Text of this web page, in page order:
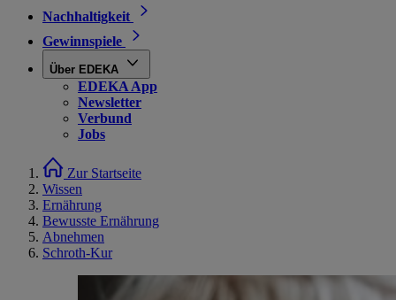
Nachhaltigkeit
Gewinnspiele
Über EDEKA
EDEKA App
Newsletter
Verbund
Jobs
Zur Startseite
Wissen
Ernährung
Bewusste Ernährung
Abnehmen
Schroth-Kur